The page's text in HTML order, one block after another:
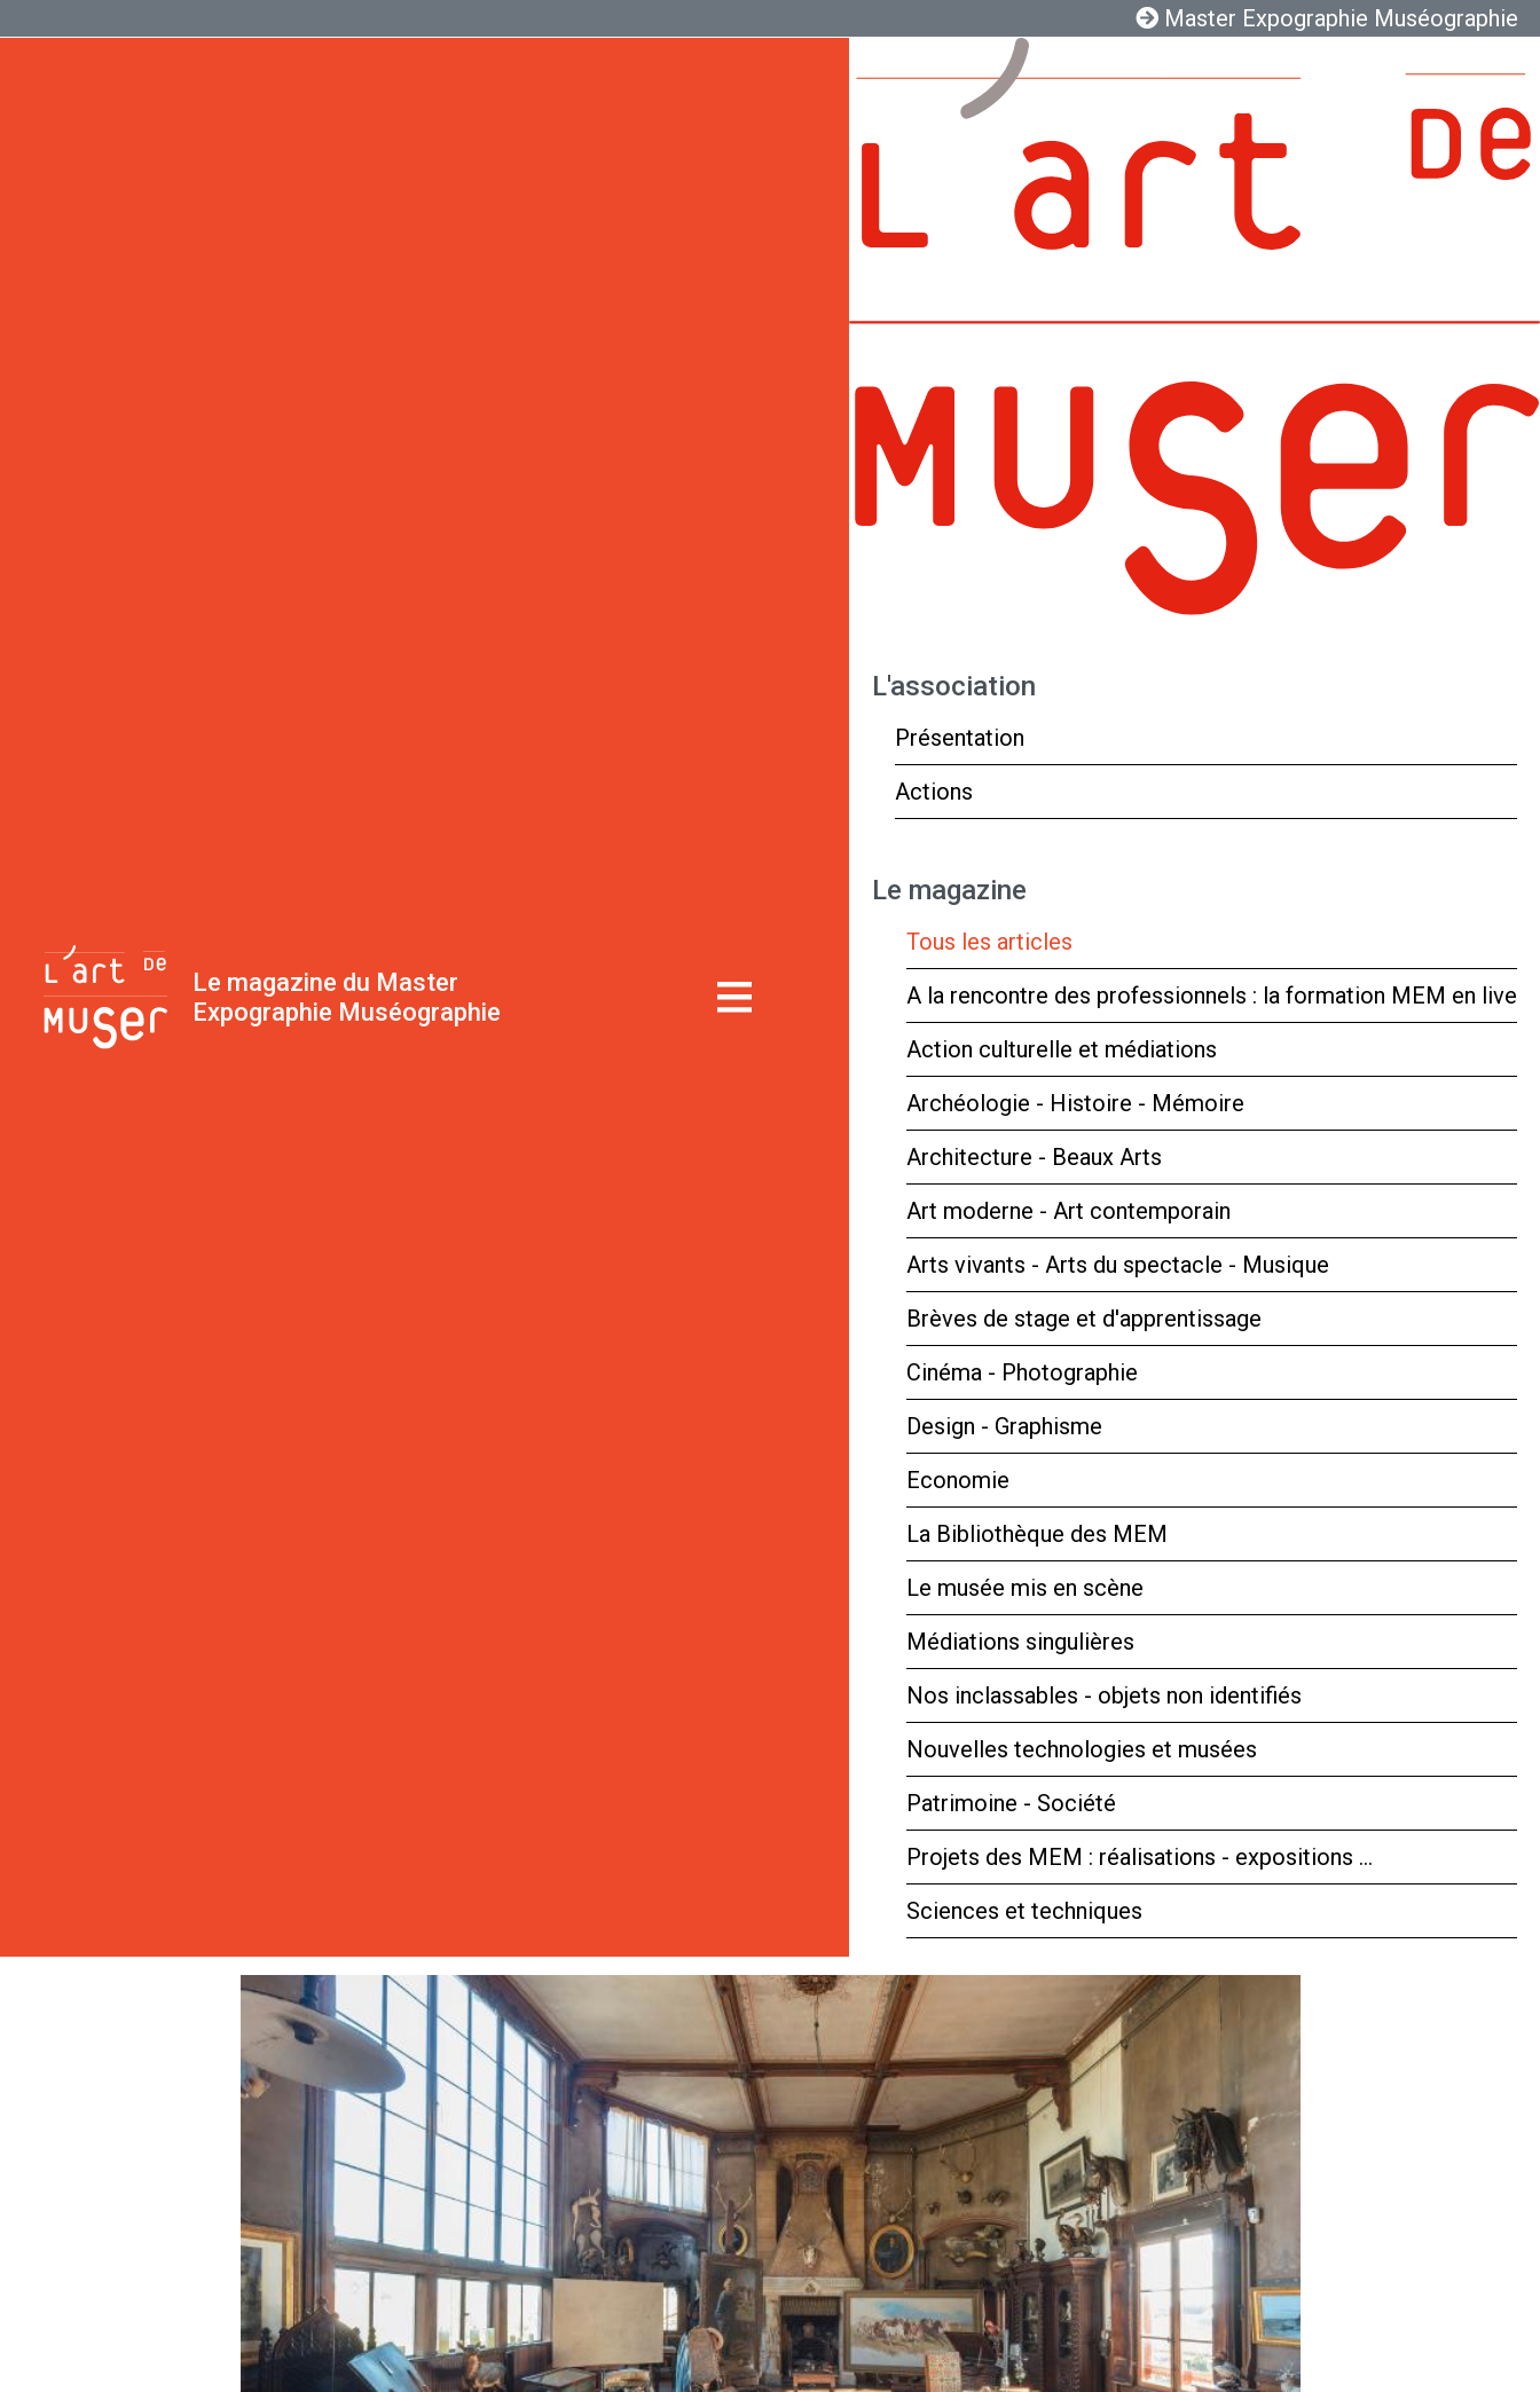
Master Expographie Muséographie
Le magazine du Master
Expographie Muséographie
L'association
Présentation
Actions
Le magazine
Tous les articles
A la rencontre des professionnels : la formation MEM en live
Action culturelle et médiations
Archéologie - Histoire - Mémoire
Architecture - Beaux Arts
Art moderne - Art contemporain
Arts vivants - Arts du spectacle - Musique
Brèves de stage et d'apprentissage
Cinéma - Photographie
Design - Graphisme
Economie
La Bibliothèque des MEM
Le musée mis en scène
Médiations singulières
Nos inclassables - objets non identifiés
Nouvelles technologies et musées
Patrimoine - Société
Projets des MEM : réalisations - expositions …
Sciences et techniques